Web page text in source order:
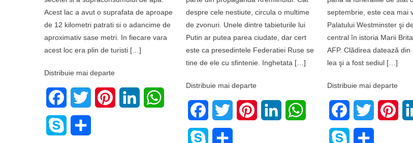
Acest lac a avut o suprafata de aproape
de 12 kilometri patrati si o adancime de
aproximativ sase metri. In fiecare vara
acest loc era plin de turisti […]
Distribuie mai departe
FacebookTwitter PinterestLinkedIn
Skype
despre cele nestiute, circula o multime
de zvonuri. Unele dintre tabieturile lui
Putin ar putea parea ciudate, dar cert
este ca presedintele Federatiei Ruse se
tine de ele cu sfintenie. Inghetata […]
Distribuie mai departe
FacebookTwitter PinterestLinkedIn WhatsApp
Skype
septembrie, este cea mai
Palatului Westminster şi
central în istoria Marii
AFP. Clădirea datează din
lea şi a fost sediul […]
Distribuie mai departe
FacebookTwitter
Skype